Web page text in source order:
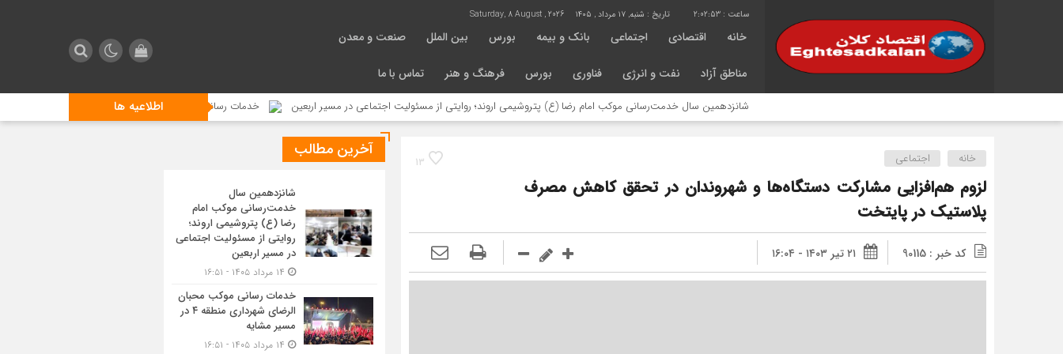
2:02:54 تاریخ : شنبه, ۱۷ مرداد , ۱۴۰۵ Saturday, 8 August , 2026
خانه اقتصادی اجتماعی بانک و بیمه بورس بین الملل صنعت و معدن
مناطق آزاد نفت و انرژی فناوری بورس فرهنگ و هنر تماس با ما
اطلاعیه ها شانزدهمین سال خدمت‌رسانی موکب امام رضا (ع) پتروشیمی اروند؛ روایتی از مسئولیت اجتماعی در مسیر اربعین خدمات رسانی موکب محبان الرضای شهرداری منطقه ۴ در مسیر مشایه
13 خانه اجتماعی
لزوم هم‌افزایی مشارکت دستگاه‌ها و شهروندان در تحقق کاهش مصرف
پلاستیک در پایتخت
کد خبر : 90115 ۲۱ تیر ۱۴۰۳ - ۱۶:۰۴
آخرین مطالب
شانزدهمین سال
خدمت‌رسانی موکب امام
رضا (ع) پتروشیمی اروند؛
روایتی از مسئولیت اجتماعی
در مسیر اربعین
خدمات رسانی موکب محبان
الرضای شهرداری منطقه ۴ در
مسیر مشایه